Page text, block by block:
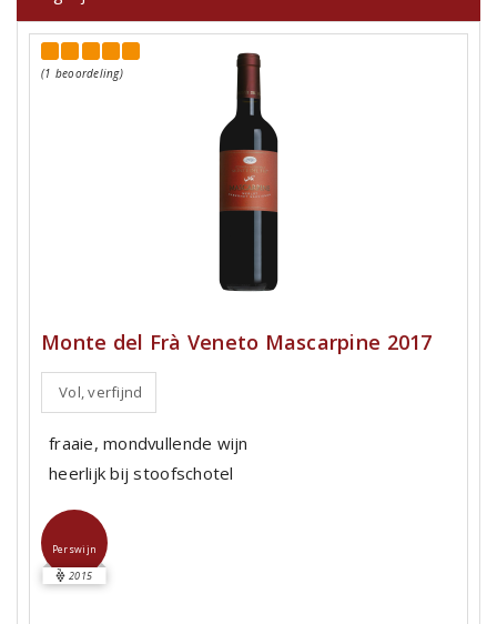
(1 beoordeling)
Monte del Frà Veneto Mascarpine 2017
Vol, verfijnd
fraaie, mondvullende wijn
heerlijk bij stoofschotel
Perswijn
2015